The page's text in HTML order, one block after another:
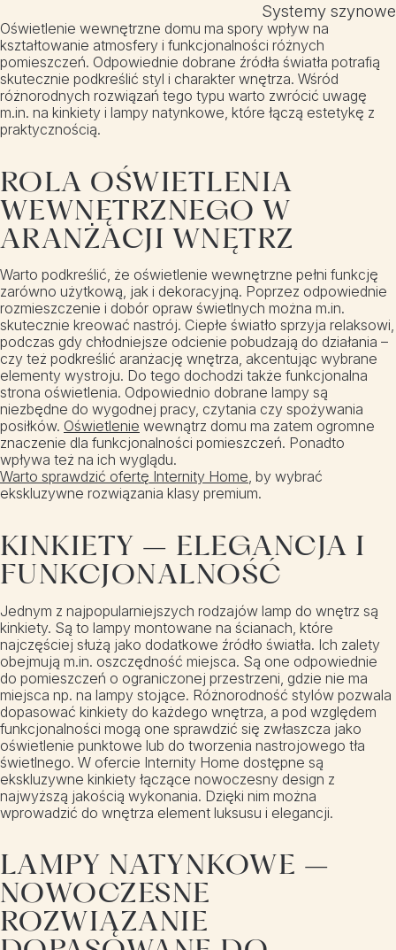
Systemy szynowe
Oświetlenie wewnętrzne domu ma spory wpływ na
kształtowanie atmosfery i funkcjonalności różnych
pomieszczeń. Odpowiednie dobrane źródła światła potrafią
skutecznie podkreślić styl i charakter wnętrza. Wśród
różnorodnych rozwiązań tego typu warto zwrócić uwagę
m.in. na kinkiety i lampy natynkowe, które łączą estetykę z
praktycznością.
ROLA OŚWIETLENIA
WEWNĘTRZNEGO W
ARANŻACJI WNĘTRZ
Warto podkreślić, że oświetlenie wewnętrzne pełni funkcję
zarówno użytkową, jak i dekoracyjną. Poprzez odpowiednie
rozmieszczenie i dobór opraw świetlnych można m.in.
skutecznie kreować nastrój. Ciepłe światło sprzyja relaksowi,
podczas gdy chłodniejsze odcienie pobudzają do działania –
czy też podkreślić aranżację wnętrza, akcentując wybrane
elementy wystroju. Do tego dochodzi także funkcjonalna
strona oświetlenia. Odpowiednio dobrane lampy są
niezbędne do wygodnej pracy, czytania czy spożywania
posiłków. Oświetlenie wewnątrz domu ma zatem ogromne
znaczenie dla funkcjonalności pomieszczeń. Ponadto
wpływa też na ich wyglądu.
Warto sprawdzić ofertę Internity Home, by wybrać
ekskluzywne rozwiązania klasy premium.
KINKIETY – ELEGANCJA I
FUNKCJONALNOŚĆ
Jednym z najpopularniejszych rodzajów lamp do wnętrz są
kinkiety. Są to lampy montowane na ścianach, które
najczęściej służą jako dodatkowe źródło światła. Ich zalety
obejmują m.in. oszczędność miejsca. Są one odpowiednie
do pomieszczeń o ograniczonej przestrzeni, gdzie nie ma
miejsca np. na lampy stojące. Różnorodność stylów pozwala
dopasować kinkiety do każdego wnętrza, a pod względem
funkcjonalności mogą one sprawdzić się zwłaszcza jako
oświetlenie punktowe lub do tworzenia nastrojowego tła
świetlnego. W ofercie Internity Home dostępne są
ekskluzywne kinkiety łączące nowoczesny design z
najwyższą jakością wykonania. Dzięki nim można
wprowadzić do wnętrza element luksusu i elegancji.
LAMPY NATYNKOWE –
NOWOCZESNE
ROZWIĄZANIE